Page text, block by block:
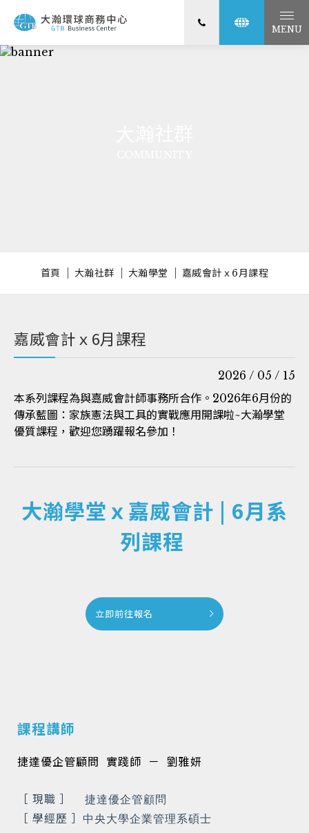
MENU
首頁 大瀚社群 大瀚學堂 嘉威會計ｘ6月課程
嘉威會計ｘ6月課程
2026 / 05 / 15
本系列課程為與嘉威會計師事務所合作。2026年6月份的
傳承藍圖：家族憲法與工具的實戰應用開課啦~大瀚學堂
優質課程，歡迎您踴躍報名參加！
大瀚學堂ｘ嘉威會計 | 6月系
列課程
立即前往報名
課程講師
捷達優企管顧問 實踐師 － 劉雅妍
［ 現職 ］ 捷達優企管顧問
［ 學經歷 ］ 中央大學企業管理系碩士